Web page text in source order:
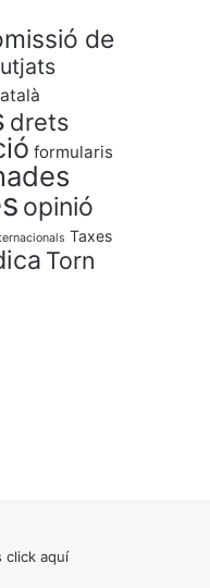
de
drets
formularis
opinió
Taxes
Torn
click aquí